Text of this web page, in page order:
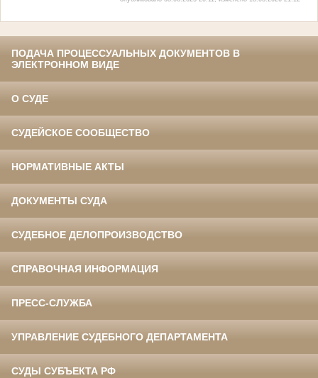
ПОДАЧА ПРОЦЕССУАЛЬНЫХ ДОКУМЕНТОВ В
ЭЛЕКТРОННОМ ВИДЕ
О СУДЕ
СУДЕЙСКОЕ СООБЩЕСТВО
НОРМАТИВНЫЕ АКТЫ
ДОКУМЕНТЫ СУДА
СУДЕБНОЕ ДЕЛОПРОИЗВОДСТВО
СПРАВОЧНАЯ ИНФОРМАЦИЯ
ПРЕСС-СЛУЖБА
УПРАВЛЕНИЕ СУДЕБНОГО ДЕПАРТАМЕНТА
СУДЫ СУБЪЕКТА РФ